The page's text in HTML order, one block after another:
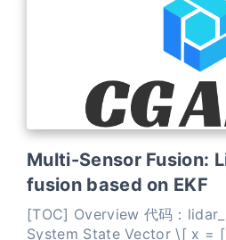
Multi-Sensor Fusion:
fusion based on EKF
[TOC] Overview 代码：lidar_radar_ekf_fusion
System State Vector \[ x =